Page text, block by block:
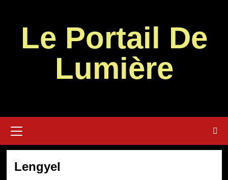
Le Portail De
Lumière
principal
Lengyel